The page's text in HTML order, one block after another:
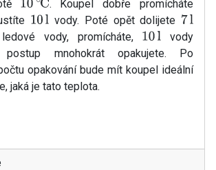
10∘C . Koupel dobře promícháte
10l vody. Poté opět dolijete 7
vody, promícháte, 10l
vody
mnohokrát opakujete. Po
opakování bude mít koupel ideální
jaká je tato teplota.